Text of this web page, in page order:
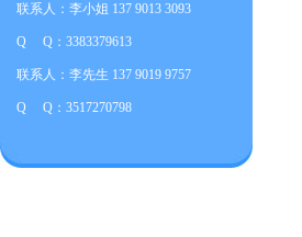
联系人：李小姐 137 9013 3093
Q Q：3383379613
联系人：李先生 137 9019 9757
Q Q：3517270798